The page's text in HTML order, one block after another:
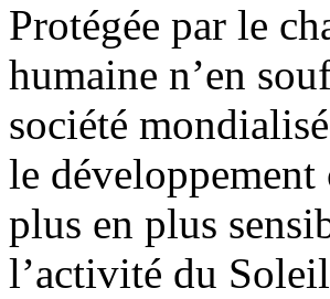
Protégée par le
humaine n’en
société
le développement
plus en plus
l’activité du